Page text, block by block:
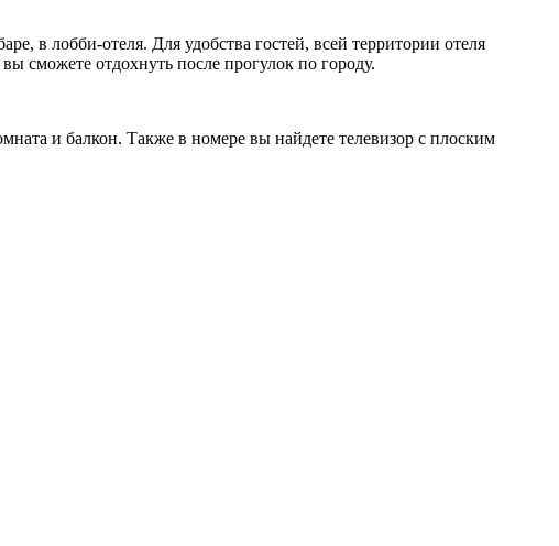
в лобби-отеля. Для удобства гостей, всей территории отеля
сможете отдохнуть после прогулок по городу.
и балкон. Также в номере вы найдете телевизор с плоским